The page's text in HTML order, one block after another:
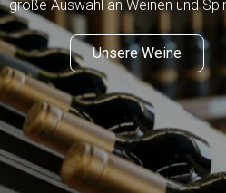
- große Auswahl an Weinen und
Unsere Weine